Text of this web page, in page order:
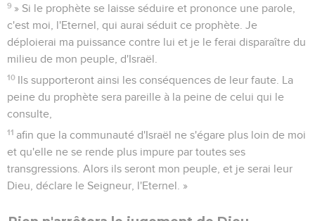
9 » Si le prophète se laisse séduire et prononce une parole,
c'est moi, l'Eternel, qui aurai séduit ce prophète. Je
déploierai ma puissance contre lui et je le ferai disparaître du
milieu de mon peuple, d'Israël.
10 Ils supporteront ainsi les conséquences de leur faute. La
peine du prophète sera pareille à la peine de celui qui le
consulte,
11 afin que la communauté d'Israël ne s'égare plus loin de moi
et qu'elle ne se rende plus impure par toutes ses
transgressions. Alors ils seront mon peuple, et je serai leur
Dieu, déclare le Seigneur, l'Eternel. »